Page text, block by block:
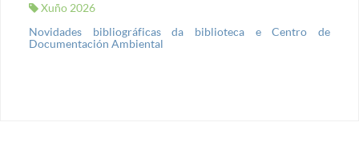
Xuño 2026
Novidades bibliográficas da biblioteca e Centro de
Documentación Ambiental